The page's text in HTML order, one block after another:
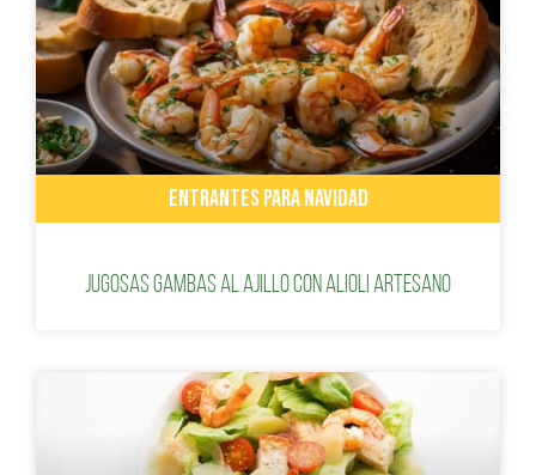
ENTRANTES PARA NAVIDAD
Jugosas gambas al ajillo con alioli artesano